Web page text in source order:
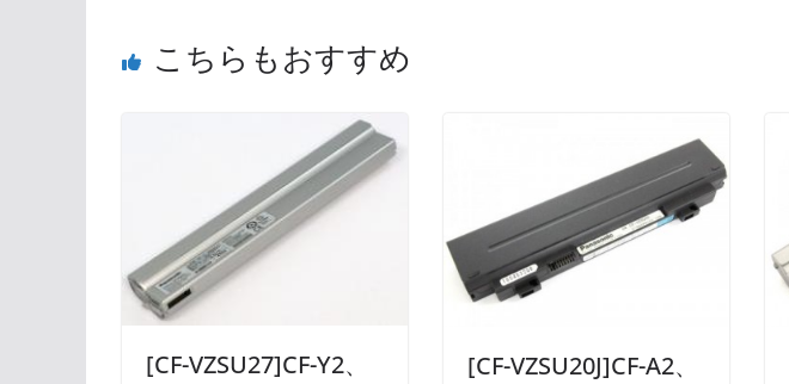
こちらもおすすめ
[CF-VZSU27]CF-Y2、
[CF-VZSU20J]CF-A2、